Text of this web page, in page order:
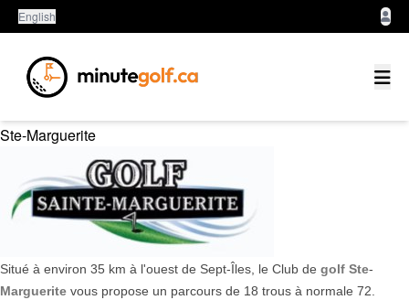
English
Ste-Marguerite
Situé à environ 35 km à l'ouest de Sept-Îles, le Club de golf Ste-
Marguerite vous propose un parcours de 18 trous à normale 72.